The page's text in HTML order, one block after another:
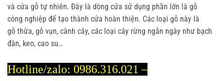
và cửa gỗ tự nhiên. Đây là dòng cửa sử dụng phần lớn là gỗ
công nghiệp để tạo thành cửa hoàn thiện. Các loại gỗ này là
gỗ thừa, gỗ vụn, cành cây, các loại cây rừng ngắn ngày như bạch
đàn, keo, cao su…
Hotline/zalo: 0986.316.021 –